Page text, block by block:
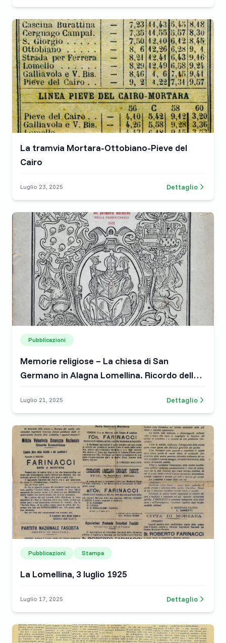
La tramvia Mortara-Ottobiano-Pieve del
Cairo
Luglio 23, 2025 Dettaglio
Pubblicazioni
Memorie religiose – La chiesa di San
Germano in Alagna Lomellina. Ricordo della
Luglio 21, 2025 Dettaglio
Pubblicazioni Stampa
La Lomellina, 3 luglio 1925
Luglio 17, 2025 Dettaglio